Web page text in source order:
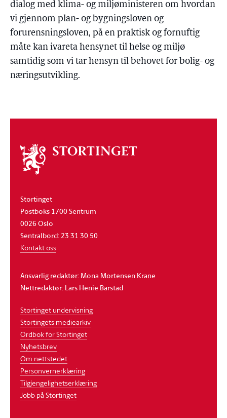
dialog med klima- og miljøministeren om hvordan
vi gjennom plan- og bygningsloven og
forurensningsloven, på en praktisk og fornuftig
måte kan ivareta hensynet til helse og miljø
samtidig som vi tar hensyn til behovet for bolig- og
næringsutvikling.
Om
stortinget
Stortinget
Postboks 1700 Sentrum
0026 Oslo
Sentralbord: 23 31 30 50
Kontakt oss
Ansvarlig redaktør: Mona Mortensen Krane
Nettredaktør: Lars Henie Barstad
Stortinget undervisning
Stortingets mediearkiv
Ordbok for Stortinget
Nyhetsbrev
Om nettstedet
Personvernerklæring
Tilgjengelighetserklæring
Jobb på Stortinget